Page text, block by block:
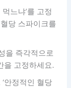
느냐’를 고정
당 스파이크를
을 즉각적으로
을 고정하세요.
안정적인 혈당